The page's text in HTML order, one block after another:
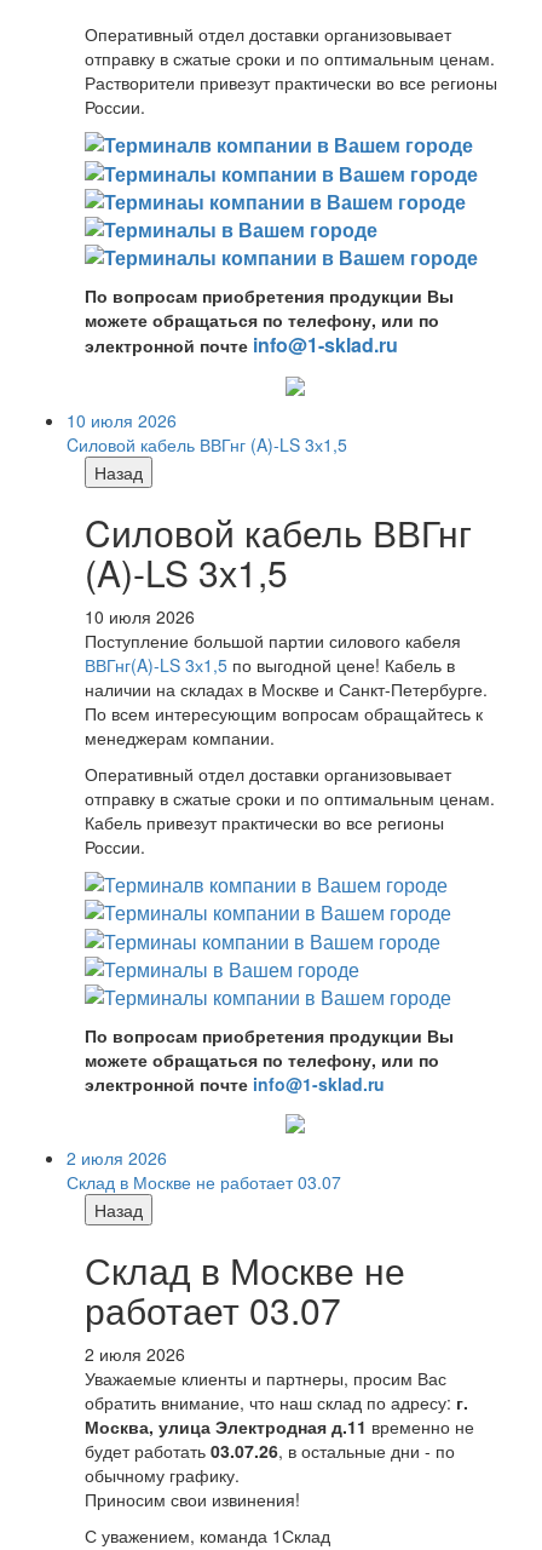
Оперативный отдел доставки организовывает
отправку в сжатые сроки и по оптимальным ценам.
Растворители привезут практически во все регионы
России.
По вопросам приобретения продукции Вы
можете обращаться по телефону, или по
электронной почте info@1-sklad.ru
10 июля 2026
Cиловой кабель ВВГнг (A)-LS 3х1,5
Назад
Cиловой кабель ВВГнг
(A)-LS 3х1,5
10 июля 2026
Поступление большой партии силового кабеля
ВВГнг(A)-LS 3х1,5 по выгодной цене! Кабель в
наличии на складах в Москве и Санкт-Петербурге.
По всем интересующим вопросам обращайтесь к
менеджерам компании.
Оперативный отдел доставки организовывает
отправку в сжатые сроки и по оптимальным ценам.
Кабель привезут практически во все регионы
России.
По вопросам приобретения продукции Вы
можете обращаться по телефону, или по
электронной почте info@1-sklad.ru
2 июля 2026
Склад в Москве не работает 03.07
Назад
Склад в Москве не
работает 03.07
2 июля 2026
Уважаемые клиенты и партнеры, просим Вас
обратить внимание, что наш склад по адресу: г.
Москва, улица Электродная д.11 временно не
будет работать 03.07.26, в остальные дни - по
обычному графику.
Приносим свои извинения!
С уважением, команда 1Склад